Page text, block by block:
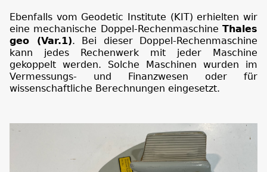
Ebenfalls vom Geodetic Institute (KIT) erhielten wir
eine mechanische Doppel-Rechenmaschine Thales
geo (Var.1). Bei dieser Doppel-Rechenmaschine
kann jedes Rechenwerk mit jeder Maschine
gekoppelt werden. Solche Maschinen wurden im
Vermessungs- und Finanzwesen oder für
wissenschaftliche Berechnungen eingesetzt.